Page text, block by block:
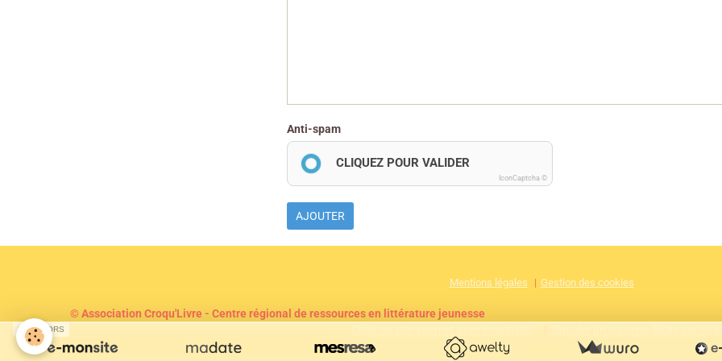
Anti-spam
CLIQUEZ POUR VALIDER
IconCaptcha ©
AJOUTER
Mentions légales Gestion des cookies
© Association Croqu'Livre - Centre régional de ressources en littérature jeunesse
SPONSORS